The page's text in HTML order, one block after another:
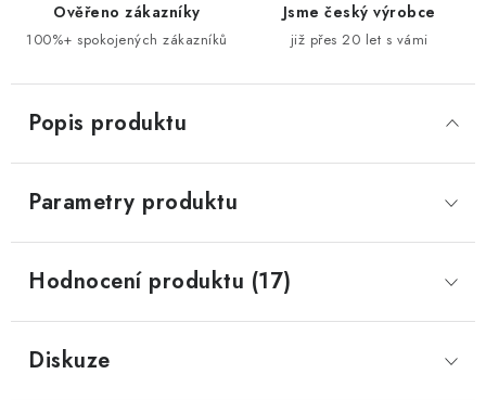
Ověřeno zákazníky
100%+ spokojených zákazníků
Jsme český výrobce
již přes 20 let s vámi
Popis produktu
Parametry produktu
Hodnocení produktu (17)
Diskuze